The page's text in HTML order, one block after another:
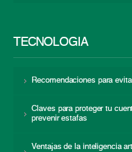
TECNOLOGÍA
Recomendaciones para
Claves para proteger tu
prevenir estafas
Ventajas de la inteligencia